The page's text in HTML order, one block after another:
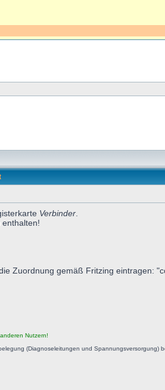
Verbinder.
Zuordnung gemäß Fritzing eintragen:
Nutzern!
(Diagnoseleitungen und Spannungsversorgung)